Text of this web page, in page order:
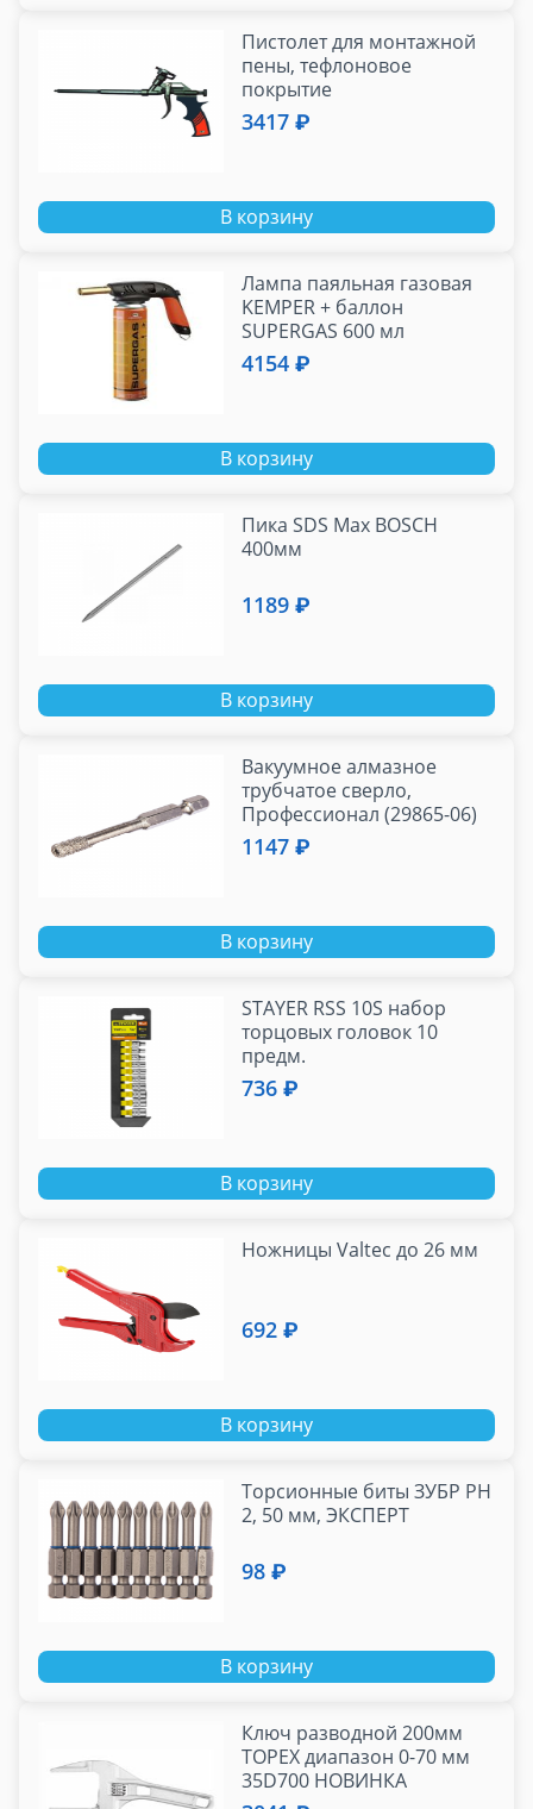
Пистолет для монтажной
пены, тефлоновое
покрытие
3417 ₽
В корзину
Лампа паяльная газовая
KEMPER + баллон
SUPERGAS 600 мл
4154 ₽
В корзину
Пика SDS Max BOSCH
400мм
1189 ₽
В корзину
Вакуумное алмазное
трубчатое сверло,
Профессионал (29865-06)
ЗУБР АВК d 6 мм (HEX 1/4",
15 мм кромка
1147 ₽
В корзину
STAYER RSS 10S набор
торцовых головок 10
предм.
736 ₽
В корзину
Ножницы Valtec до 26 мм
692 ₽
В корзину
Торсионные биты ЗУБР PH
2, 50 мм, ЭКСПЕРТ
98 ₽
В корзину
Ключ разводной 200мм
TOPEX диапазон 0-70 мм
35D700 НОВИНКА